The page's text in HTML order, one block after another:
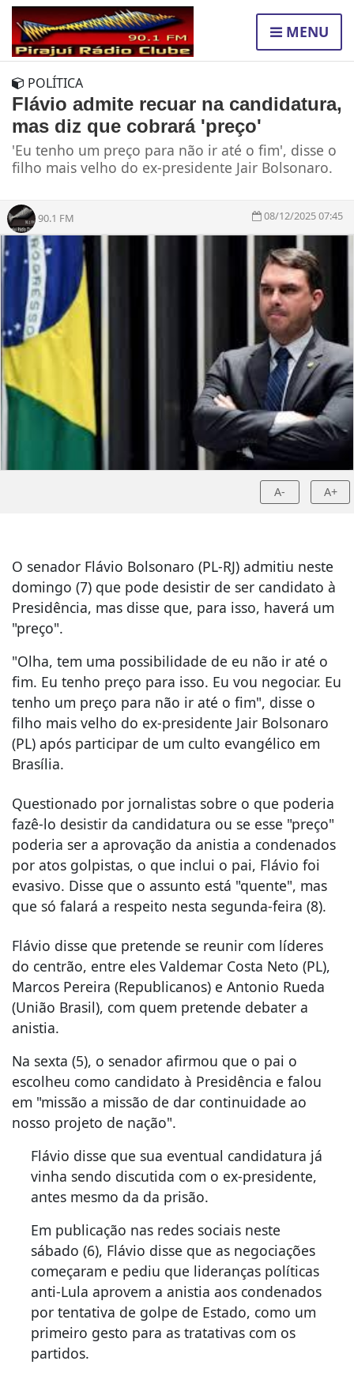
MENU
POLÍTICA
Flávio admite recuar na candidatura,
mas diz que cobrará 'preço'
'Eu tenho um preço para não ir até o fim', disse o
filho mais velho do ex-presidente Jair Bolsonaro.
90.1 FM 08/12/2025 07:45
A- A+
O senador Flávio Bolsonaro (PL-RJ) admitiu neste
domingo (7) que pode desistir de ser candidato à
Presidência, mas disse que, para isso, haverá um
"preço".
"Olha, tem uma possibilidade de eu não ir até o
fim. Eu tenho preço para isso. Eu vou negociar. Eu
tenho um preço para não ir até o fim", disse o
filho mais velho do ex-presidente Jair Bolsonaro
(PL) após participar de um culto evangélico em
Brasília.
Questionado por jornalistas sobre o que poderia
fazê-lo desistir da candidatura ou se esse "preço"
poderia ser a aprovação da anistia a condenados
por atos golpistas, o que inclui o pai, Flávio foi
evasivo. Disse que o assunto está "quente", mas
que só falará a respeito nesta segunda-feira (8).
Flávio disse que pretende se reunir com líderes
do centrão, entre eles Valdemar Costa Neto (PL),
Marcos Pereira (Republicanos) e Antonio Rueda
(União Brasil), com quem pretende debater a
anistia.
Na sexta (5), o senador afirmou que o pai o
escolheu como candidato à Presidência e falou
em "missão a missão de dar continuidade ao
nosso projeto de nação".
Flávio disse que sua eventual candidatura já
vinha sendo discutida com o ex-presidente,
antes mesmo da da prisão.
Em publicação nas redes sociais neste
sábado (6), Flávio disse que as negociações
começaram e pediu que lideranças políticas
anti-Lula aprovem a anistia aos condenados
por tentativa de golpe de Estado, como um
primeiro gesto para as tratativas com os
partidos.